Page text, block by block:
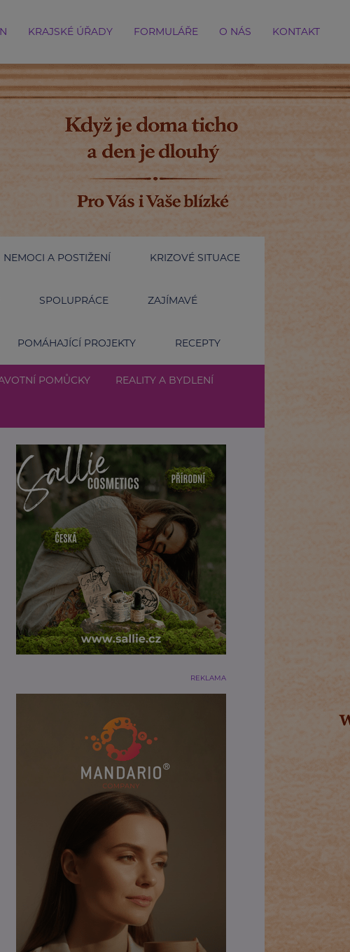
KRAJSKÉ ÚŘADY FORMULÁŘE O NÁS KONTAKT
NEMOCI A POSTIŽENÍ KRIZOVÉ SITUACE
SPOLUPRÁCE ZAJÍMAVÉ
POMÁHAJÍCÍ PROJEKTY RECEPTY
POMŮCKY REALITY A BYDLENÍ
REKLAMA